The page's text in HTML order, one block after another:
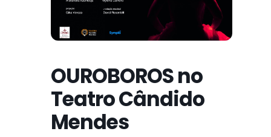
OUROBOROS no
Teatro Cândido
Mendes